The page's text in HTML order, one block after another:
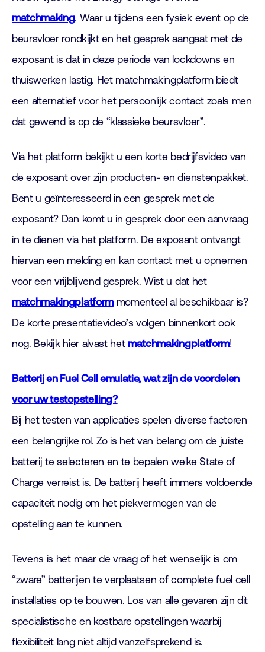
matchmaking. Waar u tijdens een fysiek event op de
beursvloer rondkijkt en het gesprek aangaat met de
exposant is dat in deze periode van lockdowns en
thuiswerken lastig. Het matchmakingplatform biedt
een alternatief voor het persoonlijk contact zoals men
dat gewend is op de “klassieke beursvloer”.
Via het platform bekijkt u een korte bedrijfsvideo van
de exposant over zijn producten- en dienstenpakket.
Bent u geïnteresseerd in een gesprek met de
exposant? Dan komt u in gesprek door een aanvraag
in te dienen via het platform. De exposant ontvangt
hiervan een melding en kan contact met u opnemen
voor een vrijblijvend gesprek. Wist u dat het
matchmakingplatformmomenteel al beschikbaar is?
De korte presentatievideo’s volgen binnenkort ook
nog. Bekijk hier alvast het matchmakingplatform!
Batterij en Fuel Cell emulatie, wat zijn de voordelen
voor uw testopstelling?
Bij het testen van applicaties spelen diverse factoren
een belangrijke rol. Zo is het van belang om de juiste
batterij te selecteren en te bepalen welke State of
Charge verreist is. De batterij heeft immers voldoende
capaciteit nodig om het piekvermogen van de
opstelling aan te kunnen.
Tevens is het maar de vraag of het wenselijk is om
“zware” batterijen te verplaatsen of complete fuel cell
installaties op te bouwen. Los van alle gevaren zijn dit
specialistische en kostbare opstellingen waarbij
flexibiliteit lang niet altijd vanzelfsprekend is.